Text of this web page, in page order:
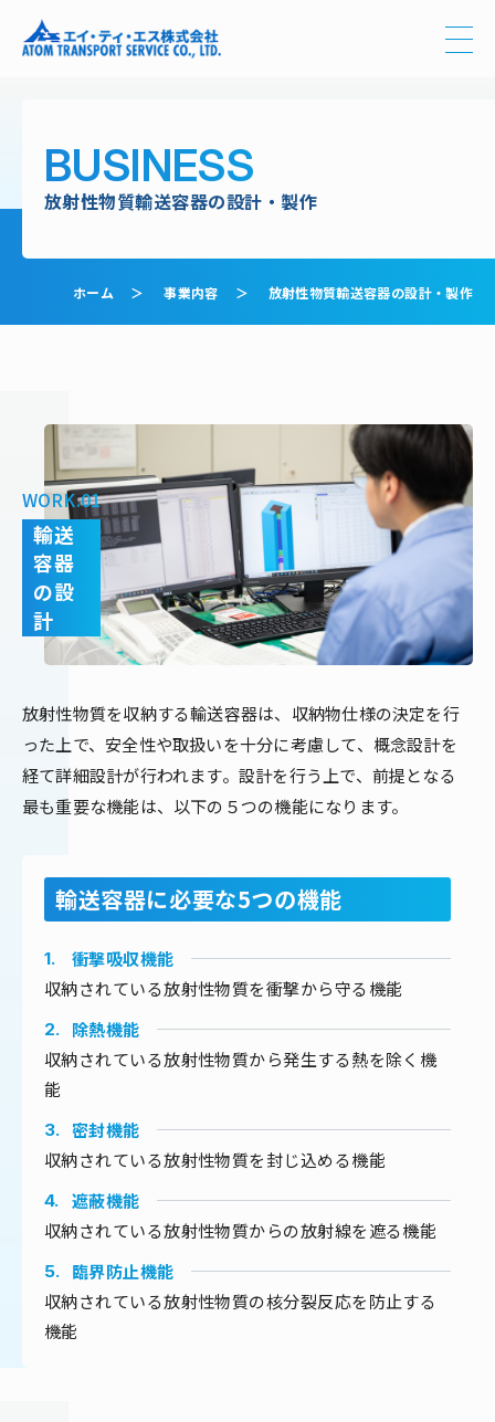
BUSINESS
放射性物質輸送容器の設計・製作
ホーム 事業内容 放射性物質輸送容器の設計・製作
WORK.01
WORK.03
WORK.04
WORK.06
WORK.01
輸送
容器
の設
計
放射性物質を収納する輸送容器は、収納物仕様の決定を行
った上で、安全性や取扱いを十分に考慮して、概念設計を
経て詳細設計が行われます。設計を行う上で、前提となる
最も重要な機能は、以下の５つの機能になります。
輸送容器に必要な5つの機能
1.
衝撃吸収機能
収納されている放射性物質を衝撃から守る機能
2.
除熱機能
収納されている放射性物質から発生する熱を除く機
能
3. 密封機能
収納されている放射性物質を封じ込める機能
4.
遮蔽機能
収納されている放射性物質からの放射線を遮る機能
5.
臨界防止機能
収納されている放射性物質の核分裂反応を防止する
機能